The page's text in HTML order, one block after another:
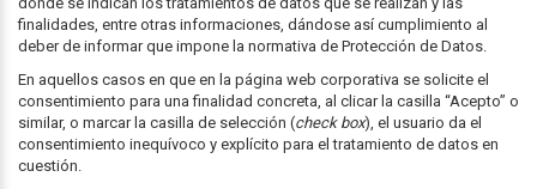
finalidades, entre otras informaciones, dándose así cumplimiento al
deber de informar que impone la normativa de Protección de Datos.
En aquellos casos en que en la página web corporativa se solicite el
consentimiento para una finalidad concreta, al clicar la casilla “Acepto” o
similar, o marcar la casilla de selección (check box), el usuario da el
consentimiento inequívoco y explícito para el tratamiento de datos en
cuestión.